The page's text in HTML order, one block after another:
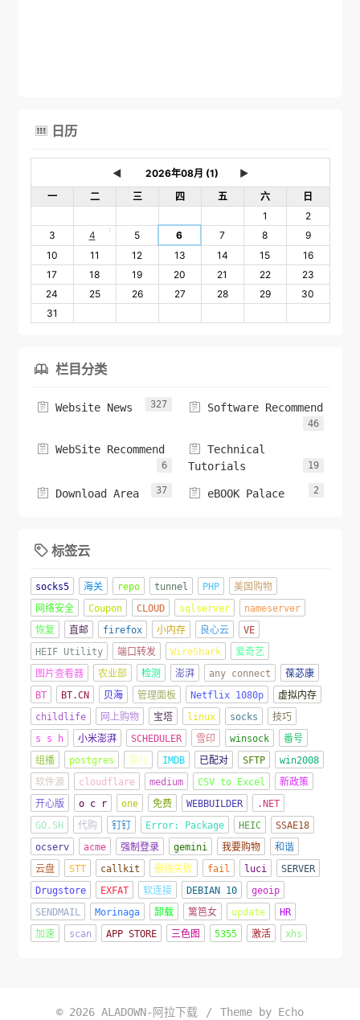
 日历
◄
►
一
二 三 四 五 六
日
1
2
3
4 1 5 6 7 8
9
10
11 12 13 14 15
16
17
18 19 20 21 22
23
24
25 26 27 28 29
30
31
 栏目分类
 Website News 327  Software Recommend
46
 WebSite Recommend
6
 Technical
Tutorials
19
 Download Area 37  eBOOK Palace 2
 标签云
socks5 海关 repo tunnel PHP
美国购物
网络安全
Coupon CLOUD sqlserver
nameserver
恢复
直邮 firefox 小内存 良心云
VE
HEIF Utility
端口转发 WireShark
爱奇艺
图片查看器
农业部 检测 澎湃 any connect
葆苾康
BT
BT.CN 贝海 管理面板 Netflix 1080p
虚拟内存
childlife
网上购物 宝塔 linux socks
技巧
s s h
小米澎湃 SCHEDULER 雪印 winsock
番号
组播
postgres 婴儿 IMDB 已配对 SFTP
win2008
软件源
cloudflare medium CSV to Excel
新政策
开心版
o c r one 免费 WEBBUILDER
.NET
GO.SH
代购 钉钉 Error: Package HEIC
SSAE18
ocserv
acme 强制登录 gemini 我要购物
和谐
云盘
STT callkit 删除失败 fail luci
SERVER
Drugstore
EXFAT 软连接 DEBIAN 10
geoip
SENDMAIL
Morinaga 卸载 篱笆女 update
HR
加速
scan APP STORE 三色图 5355 激活 xhs
© 2026 ALADOWN-阿拉下载 / Theme by Echo